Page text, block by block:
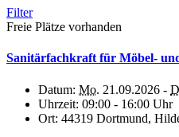
Filter
Freie Plätze vorhanden
Sanitärfachkraft für Möbel-
Datum: Mo. 21.09.2026 -
Uhrzeit: 09:00 - 16:00 Uhr
Ort: 44319 Dortmund,